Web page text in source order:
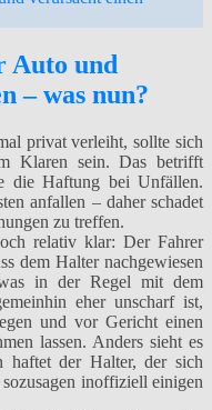
Auto und
– was nun?
privat verleiht, sollte sich
Klaren sein. Das betrifft
die Haftung bei Unfällen.
anfallen – daher schadet
zu treffen.
relativ klar: Der Fahrer
dem Halter nachgewiesen
in der Regel mit dem
eher unscharf ist,
und vor Gericht einen
lassen. Anders sieht es
haftet der Halter, der sich
inoffiziell einigen